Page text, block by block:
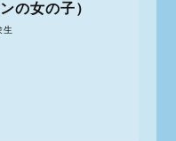
生
の女の子）